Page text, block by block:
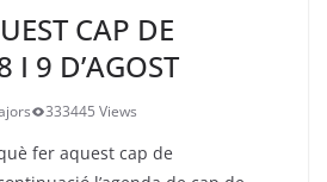
CAP DE
I 9 D’AGOST
333445 Views
fer aquest cap de